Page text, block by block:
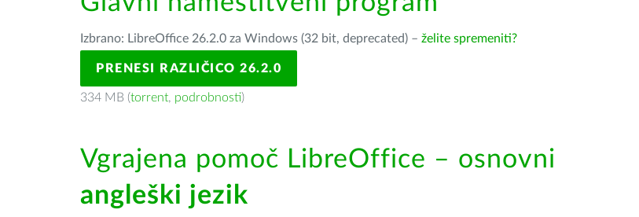
Izbrano: LibreOffice 26.2.0 za Windows (32 bit, deprecated) – želite spremeniti?
PRENESI RAZLIČICO 26.2.0
334 MB (torrent, podrobnosti)
Vgrajena pomoč LibreOffice – osnovni
angleški jezik